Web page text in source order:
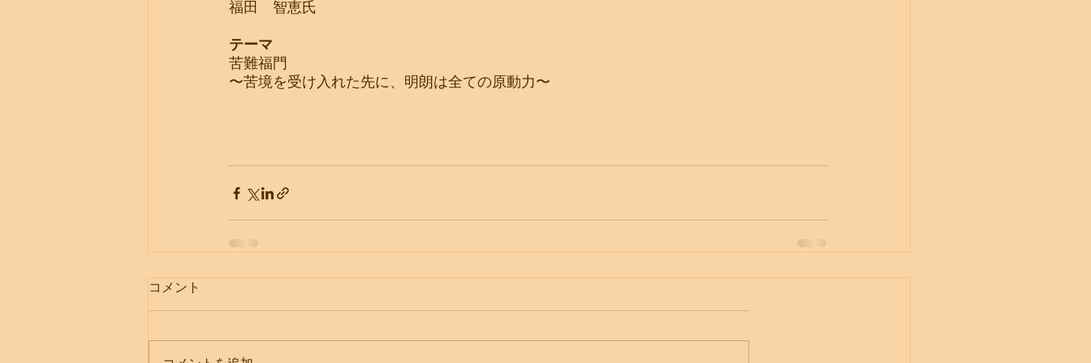
福田　智恵氏
テーマ
苦難福門
〜苦境を受け入れた先に、明朗は全ての原動力〜
コメント